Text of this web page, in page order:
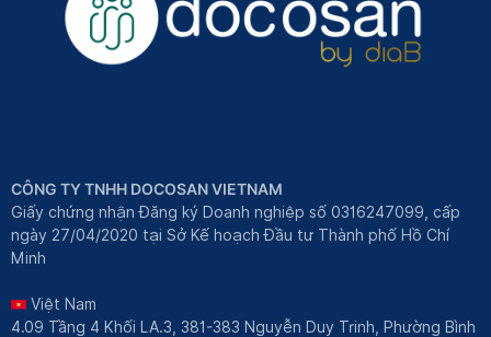
CÔNG TY TNHH DOCOSAN VIETNAM
Giấy chứng nhận Đăng ký Doanh nghiệp số 0316247099, cấp
ngày 27/04/2020 tại Sở Kế hoạch Đầu tư Thành phố Hồ Chí
Minh
Việt Nam
4.09 Tầng 4 Khối LA.3, 381-383 Nguyễn Duy Trinh, Phường Bình